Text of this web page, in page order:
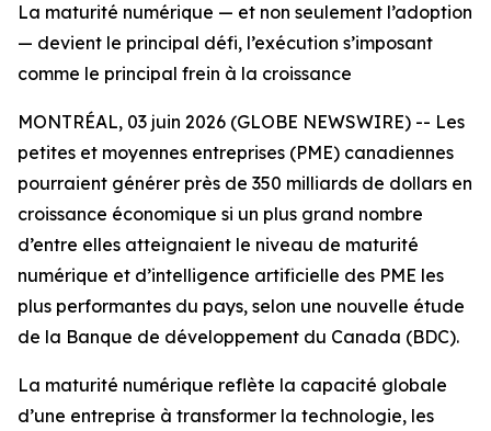
La maturité numérique — et non seulement l’adoption
— devient le principal défi, l’exécution s’imposant
comme le principal frein à la croissance
MONTRÉAL, 03 juin 2026 (GLOBE NEWSWIRE) -- Les
petites et moyennes entreprises (PME) canadiennes
pourraient générer près de 350 milliards de dollars en
croissance économique si un plus grand nombre
d’entre elles atteignaient le niveau de maturité
numérique et d’intelligence artificielle des PME les
plus performantes du pays, selon une nouvelle étude
de la Banque de développement du Canada (BDC).
La maturité numérique reflète la capacité globale
d’une entreprise à transformer la technologie, les